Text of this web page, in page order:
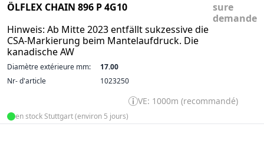
ÖLFLEX CHAIN 896 P 4G10
Hinweis: Ab Mitte 2023 entfällt sukzessive die
CSA-Markierung beim Mantelaufdruck. Die
kanadische AW
sure
demande
Diamètre extérieure mm:
17.00
Nr- d'article
1023250
VE: 1000m (recommandé)
en stock Stuttgart (environ 5 jours)